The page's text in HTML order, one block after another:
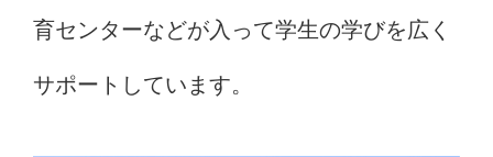
育センターなどが入って学生の学びを広く
サポートしています。